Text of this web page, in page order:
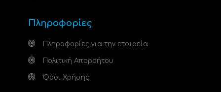
Πληροφορίες
Πληροφορίες για την εταιρεία
Πολιτική Απορρήτου
Όροι Χρήσης